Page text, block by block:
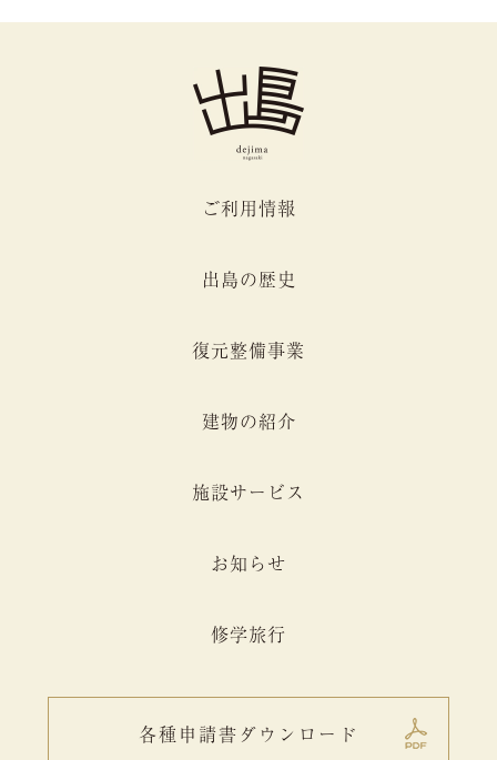
ご利用情報
出島の歴史
復元整備事業
建物の紹介
施設サービス
お知らせ
修学旅行
各種申請書ダウンロード